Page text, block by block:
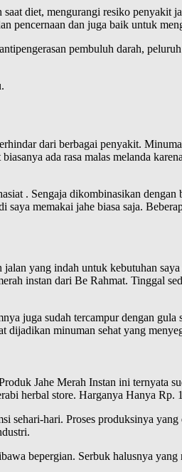
diet, mengurangi resiko penyakit
pencernaan dan juga baik untuk
pembuluh darah,
dari berbagai penyakit.
ada rasa malas melanda
. Sengaja dikombinasikan dengan
saya memakai jahe biasa saja.
yang indah untuk kebutuhan
instan dari Be Rahmat. Tinggal
juga sudah tercampur dengan
minuman sehat yang
Jahe Merah Instan ini ternyata
herbal store. Harganya Hanya Rp.
sehari-hari. Proses produksinya
bepergian. Serbuk halusnya yang